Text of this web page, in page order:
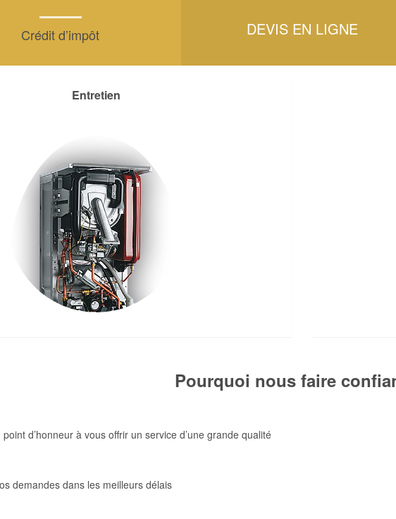
Crédit d’impôt DEVIS EN LIGNE
Entretien
Pourquoi nous faire
d’honneur à vous offrir un service d’une grande qualité
demandes dans les meilleurs délais